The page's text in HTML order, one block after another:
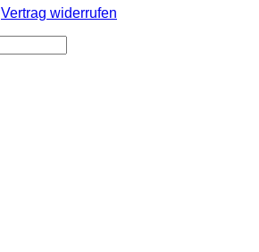
Vertrag widerrufen